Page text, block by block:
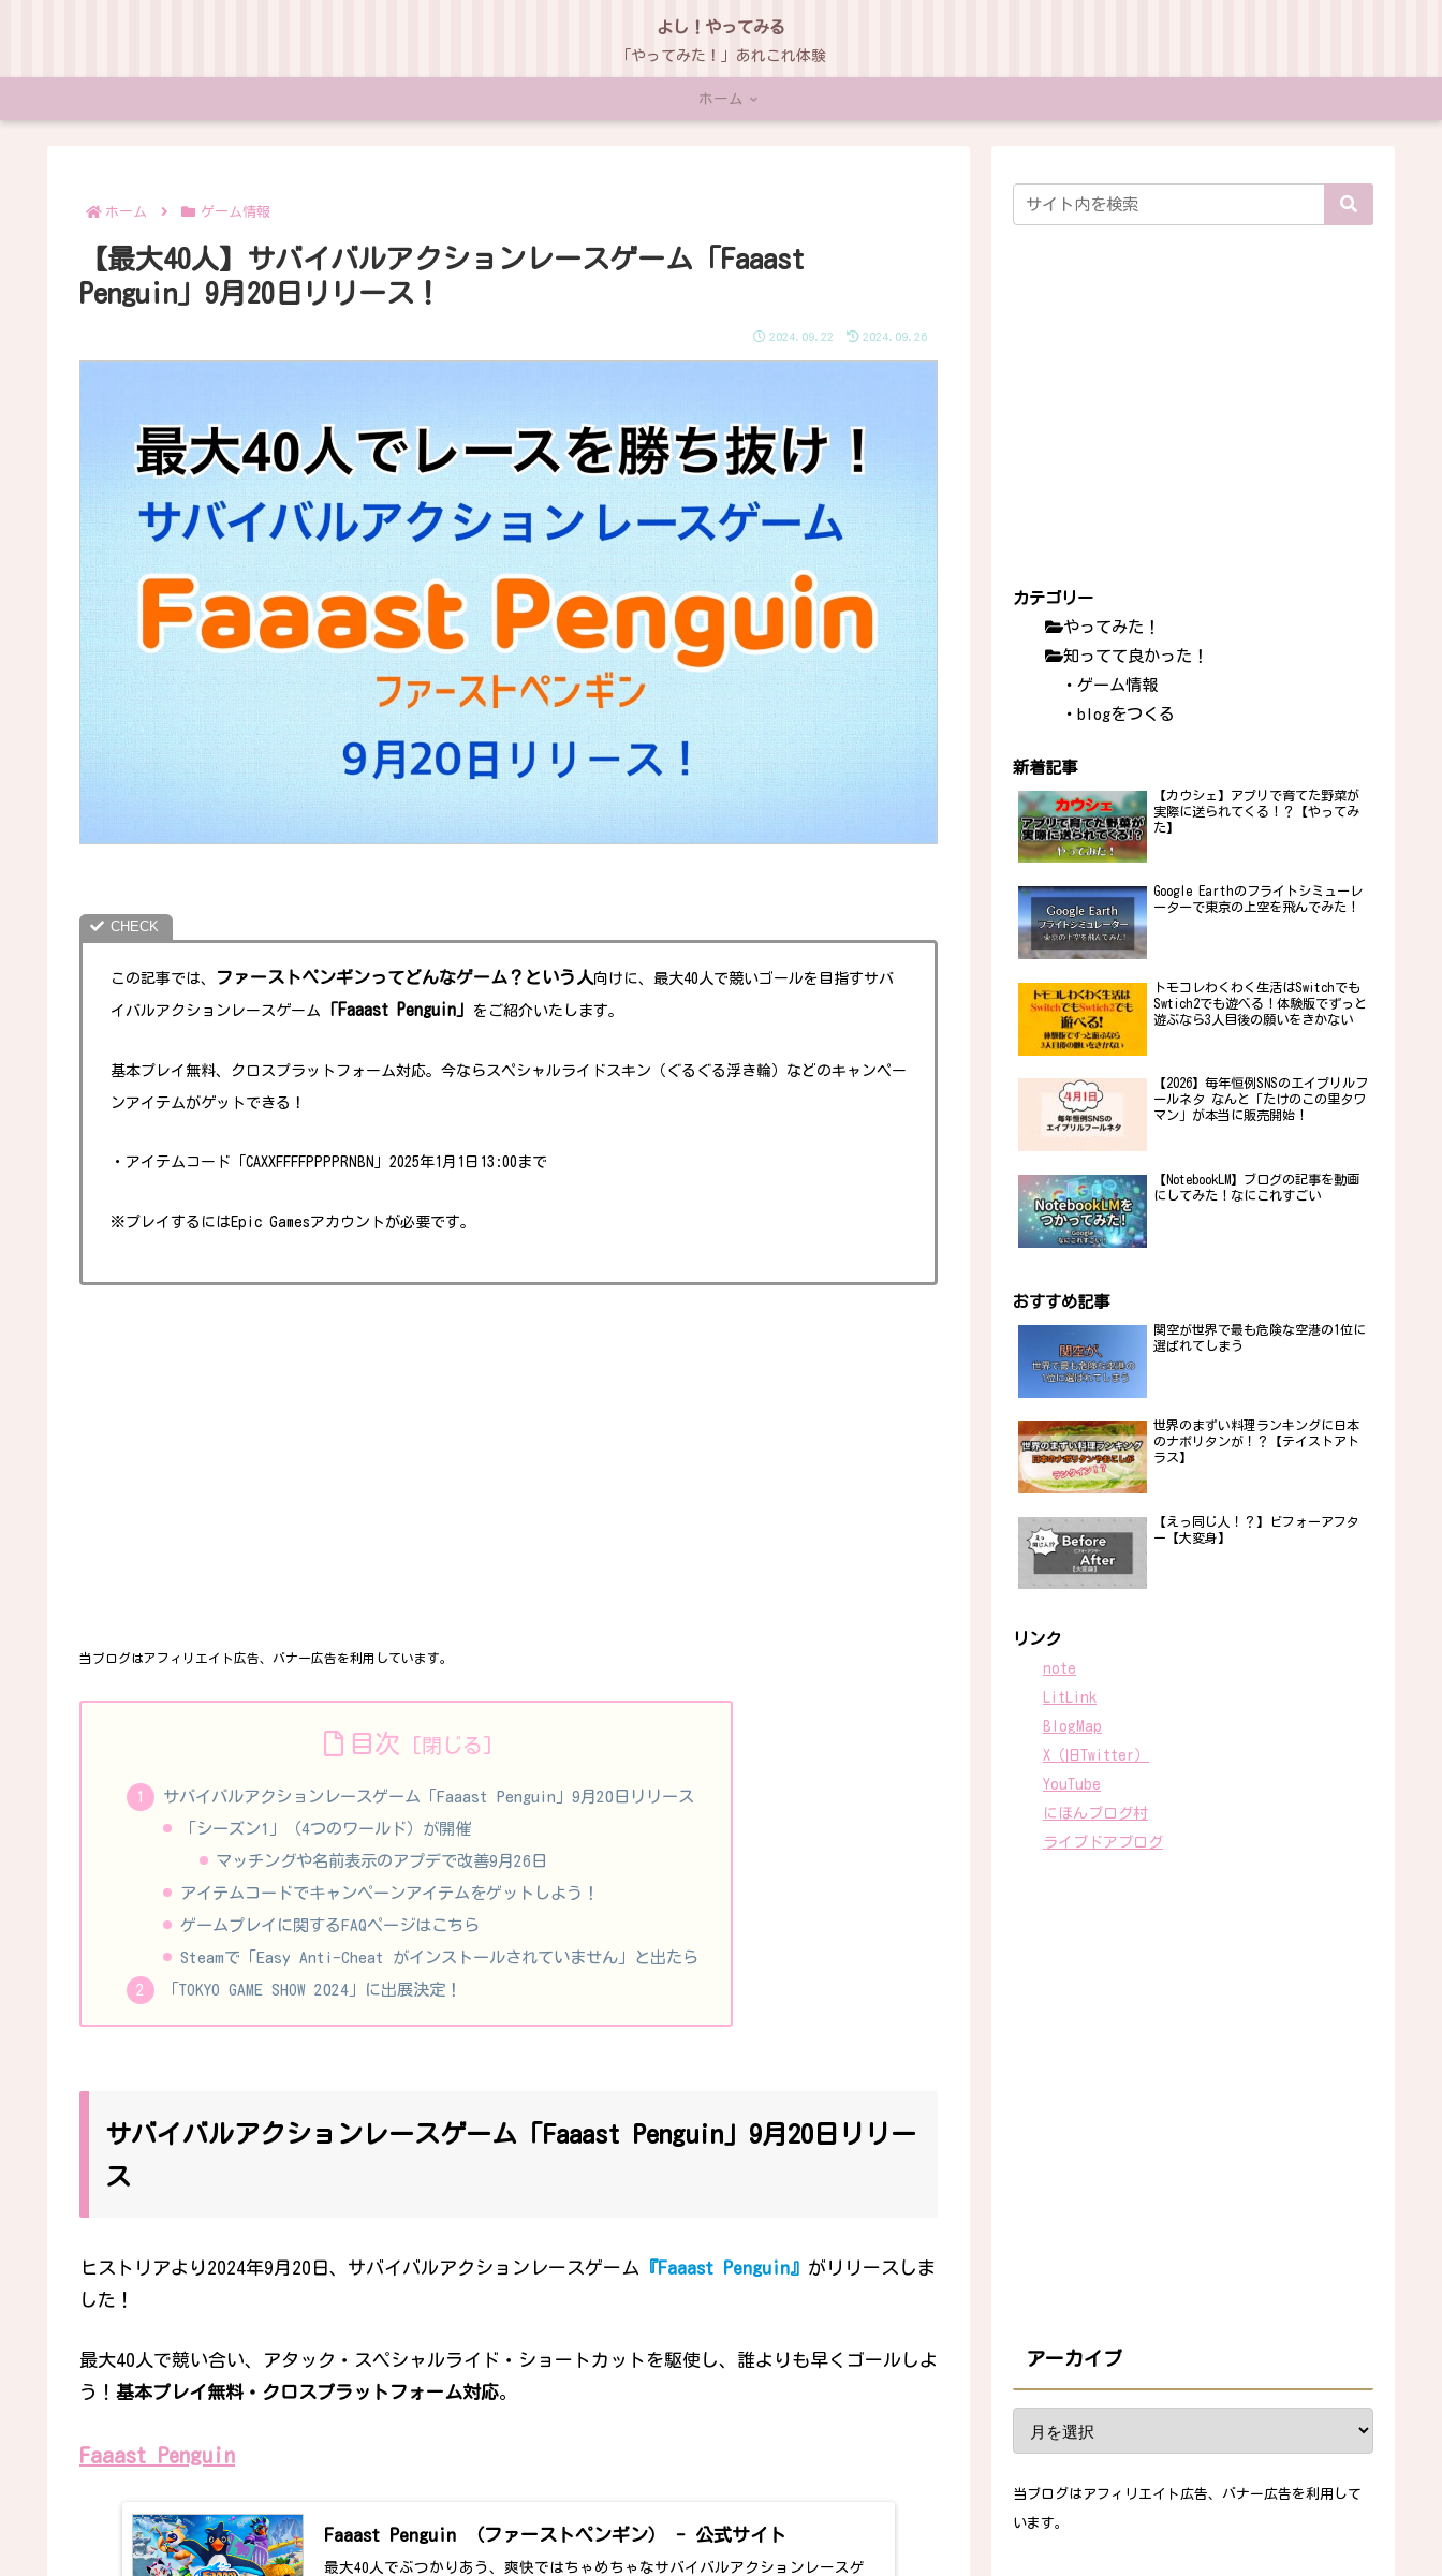
よし！やってみる
「やってみた！」あれこれ体験
ホーム
ホーム ゲーム情報
【最大40人】サバイバルアクションレースゲーム「Faaast
Penguin」9月20日リリース！
2024.09.22 2024.09.26
この記事では、 ファーストペンギンってどんなゲーム？という人向けに、最大40人で競いゴールを目指すサバ
イバルアクションレースゲーム 「Faaast Penguin」 をご紹介いたします。
基本プレイ無料、クロスプラットフォーム対応。今ならスペシャルライドスキン（ぐるぐる浮き輪）などのキャンペー
ンアイテムがゲットできる！
・アイテムコード「CAXXFFFFPPPPRNBN」2025年1月1日13:00まで
※プレイするにはEpic Gamesアカウントが必要です。
当ブログはアフィリエイト広告、バナー広告を利用しています。
目次
サバイバルアクションレースゲーム「Faaast Penguin」9月20日リリース
「シーズン1」（4つのワールド）が開催
マッチングや名前表示のアプデで改善9月26日
アイテムコードでキャンペーンアイテムをゲットしよう！
ゲームプレイに関するFAQページはこちら
Steamで「Easy Anti-Cheat がインストールされていません」と出たら
「TOKYO GAME SHOW 2024」に出展決定！
サバイバルアクションレースゲーム「Faaast Penguin」9月20日リリー
ス
ヒストリアより2024年9月20日、サバイバルアクションレースゲーム 『Faaast Penguin』 がリリースしま
した！
最大40人で競い合い、アタック・スペシャルライド・ショートカットを駆使し、誰よりも早くゴールしよ
う！ 基本プレイ無料・クロスプラットフォーム対応。
Faaast Penguin
Faaast Penguin （ファーストペンギン） - 公式サイト
最大40人でぶつかりあう、爽快ではちゃめちゃなサバイバルアクションレースゲ
カテゴリー
やってみた！
知ってて良かった！
・ゲーム情報
・blogをつくる
新着記事
【カウシェ】アプリで育てた野菜が
実際に送られてくる！？【やってみ
た】
Google Earthのフライトシミューレ
ーターで東京の上空を飛んでみた！
トモコレわくわく生活はSwitchでも
Swtich2でも遊べる！体験版でずっと
遊ぶなら3人目後の願いをきかない
【2026】毎年恒例SNSのエイプリルフ
ールネタ なんと「たけのこの里タワ
マン」が本当に販売開始！
【NotebookLM】ブログの記事を動画
にしてみた！なにこれすごい
おすすめ記事
関空が世界で最も危険な空港の1位に
選ばれてしまう
世界のまずい料理ランキングに日本
のナポリタンが！？【テイストアト
ラス】
【えっ同じ人！？】ビフォーアフタ
ー【大変身】
リンク
note
LitLink
BlogMap
X（旧Twitter）
YouTube
にほんブログ村
ライブドアブログ
アーカイブ
当ブログはアフィリエイト広告、バナー広告を利用して
います。